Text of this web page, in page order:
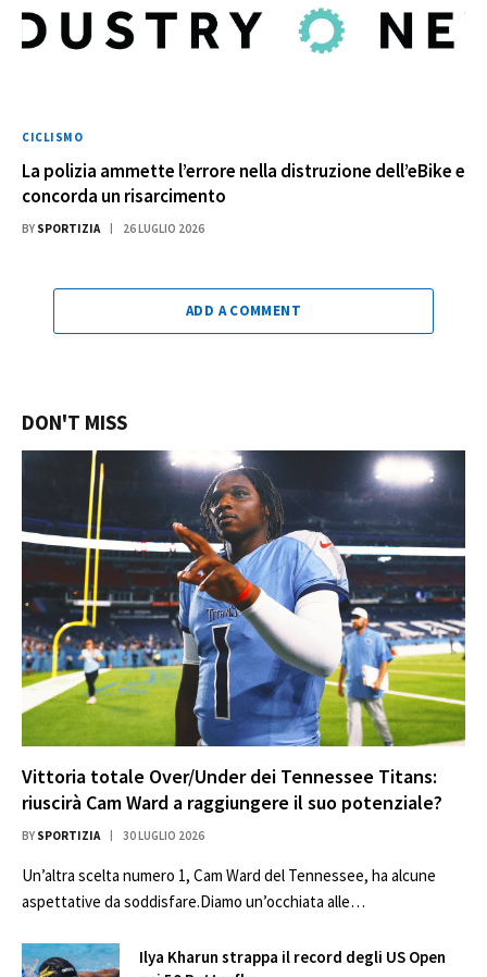
CICLISMO
La polizia ammette l’errore nella distruzione dell’eBike e
concorda un risarcimento
BY SPORTIZIA 26 LUGLIO 2026
ADD A COMMENT
DON'T MISS
Vittoria totale Over/Under dei Tennessee Titans:
riuscirà Cam Ward a raggiungere il suo potenziale?
BY SPORTIZIA 30 LUGLIO 2026
Un’altra scelta numero 1, Cam Ward del Tennessee, ha alcune
aspettative da soddisfare.Diamo un’occhiata alle…
Ilya Kharun strappa il record degli US Open